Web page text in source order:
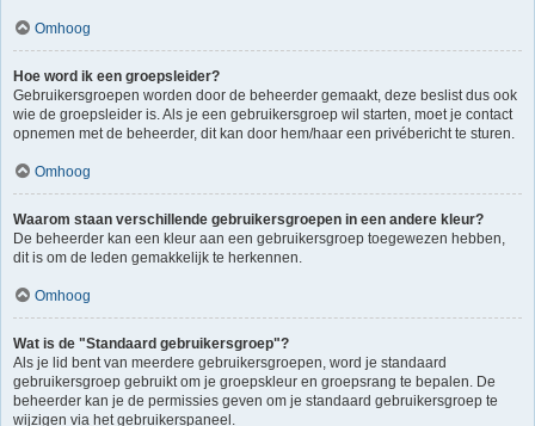
Omhoog
Hoe word ik een groepsleider?
Gebruikersgroepen worden door de beheerder gemaakt, deze beslist dus ook
wie de groepsleider is. Als je een gebruikersgroep wil starten, moet je contact
opnemen met de beheerder, dit kan door hem/haar een privébericht te sturen.
Omhoog
Waarom staan verschillende gebruikersgroepen in een andere kleur?
De beheerder kan een kleur aan een gebruikersgroep toegewezen hebben,
dit is om de leden gemakkelijk te herkennen.
Omhoog
Wat is de "Standaard gebruikersgroep"?
Als je lid bent van meerdere gebruikersgroepen, word je standaard
gebruikersgroep gebruikt om je groepskleur en groepsrang te bepalen. De
beheerder kan je de permissies geven om je standaard gebruikersgroep te
wijzigen via het gebruikerspaneel.